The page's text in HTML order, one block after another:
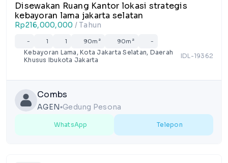
Disewakan Ruang Kantor lokasi strategis
kebayoran lama jakarta selatan
Rp216,000,000 / Tahun
- 1 1 90m² 90m² -
Kebayoran Lama, Kota Jakarta Selatan, Daerah
Khusus Ibukota Jakarta
IDL-19362
Combs
AGEN lensGedung Pesona
WhatsApp Telepon